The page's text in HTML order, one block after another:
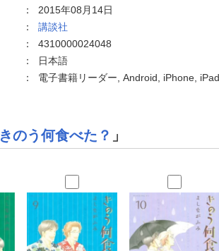
： 2015年08月14日
： 講談社
： 4310000024048
：
日本語
： 電子書籍リーダー, Android, iPhone,
きのう何食べた？ 」